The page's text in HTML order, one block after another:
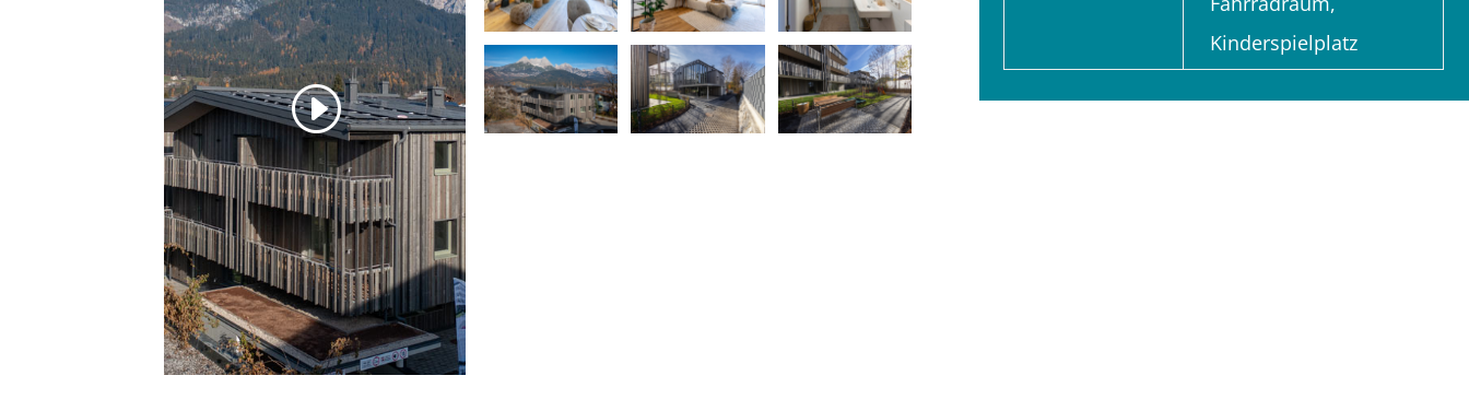
Kinderspielplatz